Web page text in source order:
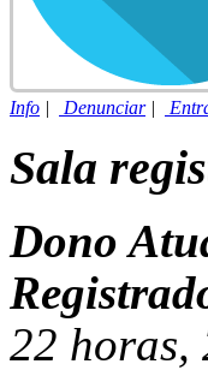
Info | Denunciar|
Sala
Dono
22 horas,